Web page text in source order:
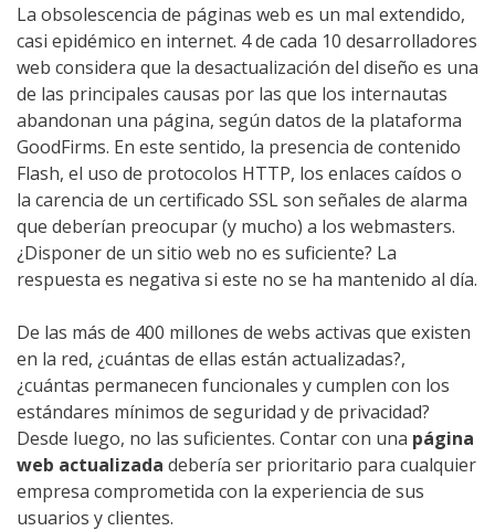
La obsolescencia de páginas web es un mal extendido,
casi epidémico en internet. 4 de cada 10 desarrolladores
web considera que la desactualización del diseño es una
de las principales causas por las que los internautas
abandonan una página, según datos de la plataforma
GoodFirms. En este sentido, la presencia de contenido
Flash, el uso de protocolos HTTP, los enlaces caídos o
la carencia de un certificado SSL son señales de alarma
que deberían preocupar (y mucho) a los webmasters.
¿Disponer de un sitio web no es suficiente? La
respuesta es negativa si este no se ha mantenido al día.
De las más de 400 millones de webs activas que existen
en la red, ¿cuántas de ellas están actualizadas?,
¿cuántas permanecen funcionales y cumplen con los
estándares mínimos de seguridad y de privacidad?
Desde luego, no las suficientes. Contar con una página
web actualizada debería ser prioritario para cualquier
empresa comprometida con la experiencia de sus
usuarios y clientes.